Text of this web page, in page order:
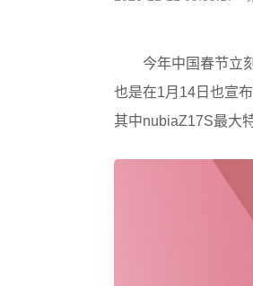
今年中国春节立
也是在1月14日也宣
其中nubiaZ17S最大